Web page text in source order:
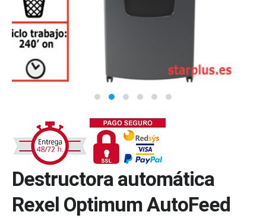
Destructora automática
Rexel Optimum AutoFeed